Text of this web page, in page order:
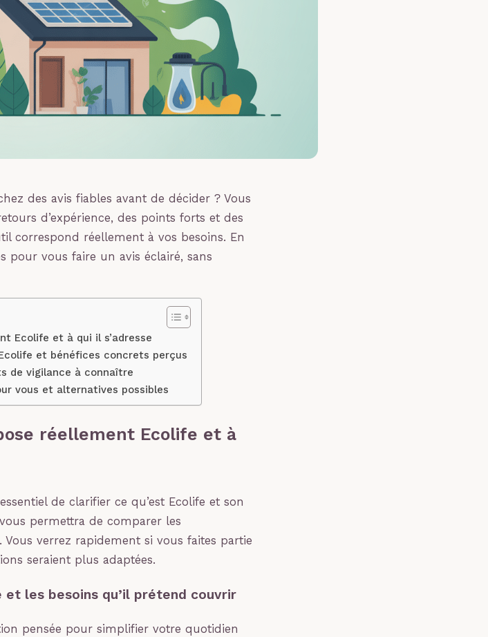
des avis fiables avant de décider ? Vous
d’expérience, des points forts et des
correspond réellement à vos besoins. En
pour vous faire un avis éclairé, sans
Ecolife et à qui il s’adresse
et bénéfices concrets perçus
de vigilance à connaître
vous et alternatives possibles
réellement Ecolife et à
de clarifier ce qu’est Ecolife et son
permettra de comparer les
verrez rapidement si vous faites partie
seraient plus adaptées.
les besoins qu’il prétend couvrir
pensée pour simplifier votre quotidien